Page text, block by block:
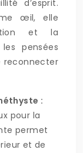
d’esprit.
œil, elle
et la
pensées
reconnecter
:
pour la
permet
et de